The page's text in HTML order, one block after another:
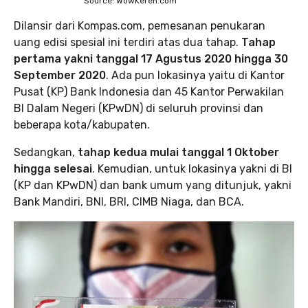
Dilansir dari Kompas.com, pemesanan penukaran
uang edisi spesial ini terdiri atas dua tahap. Tahap
pertama yakni tanggal 17 Agustus 2020 hingga 30
September 2020. Ada pun lokasinya yaitu di Kantor
Pusat (KP) Bank Indonesia dan 45 Kantor Perwakilan
BI Dalam Negeri (KPwDN) di seluruh provinsi dan
beberapa kota/kabupaten.
Sedangkan, tahap kedua mulai tanggal 1 Oktober
hingga selesai. Kemudian, untuk lokasinya yakni di BI
(KP dan KPwDN) dan bank umum yang ditunjuk, yakni
Bank Mandiri, BNI, BRI, CIMB Niaga, dan BCA.